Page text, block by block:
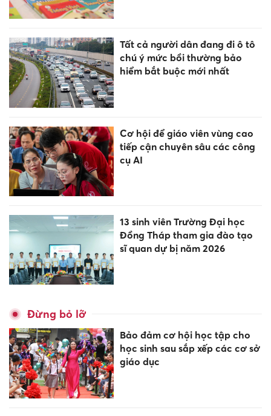
Tất cả người dân đang đi ô tô
chú ý mức bồi thường bảo
hiểm bắt buộc mới nhất
Cơ hội để giáo viên vùng cao
tiếp cận chuyên sâu các công
cụ AI
13 sinh viên Trường Đại học
Đồng Tháp tham gia đào tạo
sĩ quan dự bị năm 2026
Đừng bỏ lỡ
Bảo đảm cơ hội học tập cho
học sinh sau sắp xếp các cơ sở
giáo dục